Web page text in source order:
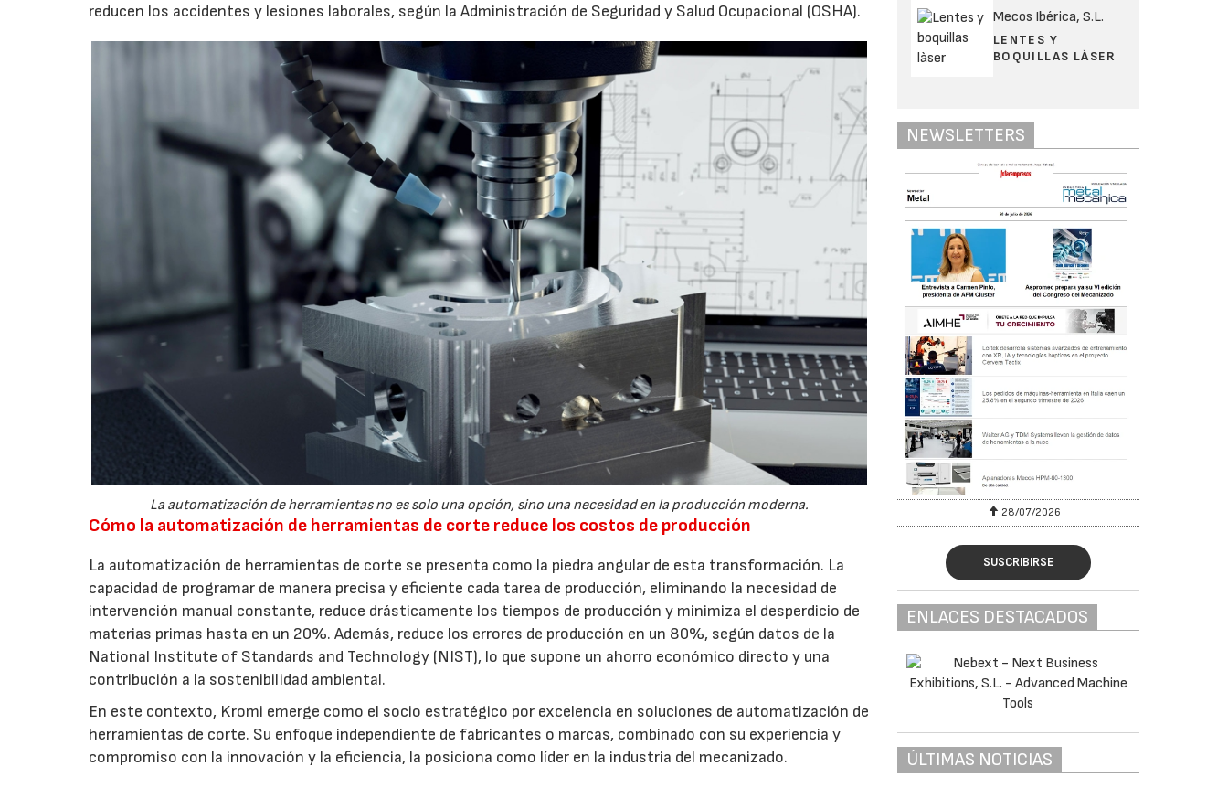
reducen los accidentes y lesiones laborales, según la Administración de Seguridad y Salud Ocupacional (OSHA).
La automatización de herramientas no es solo una opción, sino una necesidad en la producción moderna.
Cómo la automatización de herramientas de corte reduce los costos de producción
La automatización de herramientas de corte se presenta como la piedra angular de esta transformación. La
capacidad de programar de manera precisa y eficiente cada tarea de producción, eliminando la necesidad de
intervención manual constante, reduce drásticamente los tiempos de producción y minimiza el desperdicio de
materias primas hasta en un 20%. Además, reduce los errores de producción en un 80%, según datos de la
National Institute of Standards and Technology (NIST), lo que supone un ahorro económico directo y una
contribución a la sostenibilidad ambiental.
En este contexto, Kromi emerge como el socio estratégico por excelencia en soluciones de automatización de
herramientas de corte. Su enfoque independiente de fabricantes o marcas, combinado con su experiencia y
compromiso con la innovación y la eficiencia, la posiciona como líder en la industria del mecanizado.
Mecos Ibérica, S.L.
LENTES Y
BOQUILLAS LÀSER
NEWSLETTERS
28/07/2026 30/07/2026 28/07/2026
SUSCRIBIRSE
ENLACES DESTACADOS
ÚLTIMAS NOTICIAS